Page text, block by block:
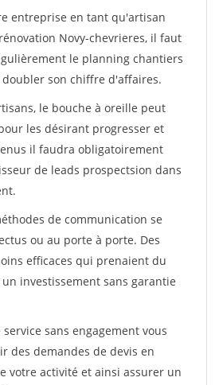
entreprise en tant qu'artisan
Novy-chevrieres, il faut
le planning chantiers
son chiffre d'affaires.
le bouche à oreille peut
les désirant progresser et
il faudra obligatoirement
de leads prospectsion dans
de communication se
ou au porte à porte. Des
efficaces qui prenaient du
investissement sans garantie
sans engagement vous
des demandes de devis en
votre activité et ainsi assurer un